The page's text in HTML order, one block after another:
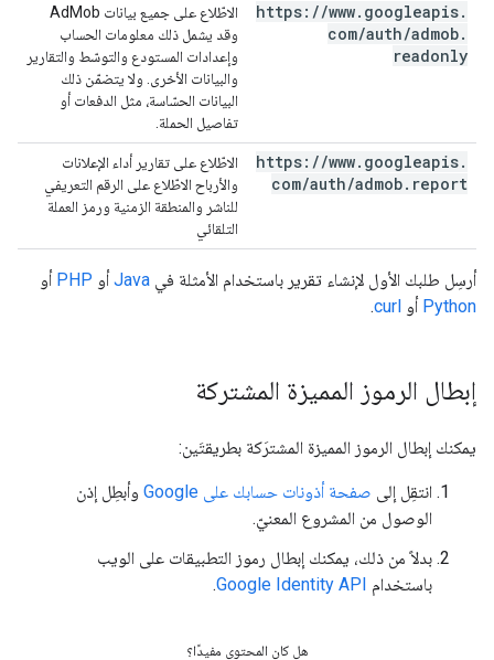
https: //www. googleapis.
com/auth/admob.
readonly
الاطّلاع على جميع بيانات AdMob
وقد يشمل ذلك معلومات الحساب
وإعدادات المستودع والتوسّط والتقارير
والبيانات الأخرى. ولا يتضمّن ذلك
البيانات الحسّاسة، مثل الدفعات أو
تفاصيل الحملة.
https: //www. googleapis.
com/auth/admob. report
الاطّلاع على تقارير أداء الإعلانات
والأرباح الاطّلاع على الرقم التعريفي
للناشر والمنطقة الزمنية ورمز العملة
التلقائي
أرسِل طلبك الأول لإنشاء تقرير باستخدام الأمثلة في Javaأو PHP أو
Python أو curl
.
إبطال الرموز المميزة المشتركة
يمكنك إبطال الرموز المميزة المشترَكة بطريقتَين:
انتقِل إلى صفحة أذونات حسابك على Google
وأبطِل إذن
الوصول من المشروع المعنيّ.
بدلاً من ذلك، يمكنك إبطال رموز التطبيقات على الويب
باستخدام Google Identity API
.
هل كان المحتوى مفيدًا؟